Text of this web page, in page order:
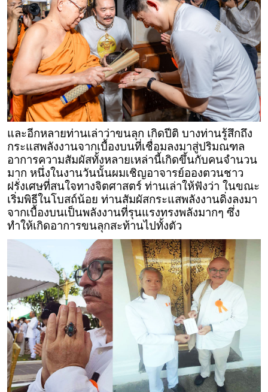
และอีกหลายท่านเล่าว่าขนลุก เกิดปีติ บางท่านรู้สึกถึง
กระแสพลังงานจากเบื้องบนที่เชื่อมลงมาสู่ปริมณฑล
อาการความสัมผัสทั้งหลายเหล่านี้เกิดขึ้นกับคนจำนวน
มาก หนึ่งในงานวันนั้นผมเชิญอาจารย์อองตวนชาว
ฝรั่งเศษที่สนใจทางจิตศาสตร์ ท่านเล่าให้ฟังว่า ในขณะ
เริ่มพิธีในโบสถ์น้อย ท่านสัมผัสกระแสพลังงานดิ่งลงมา
จากเบื้องบนเป็นพลังงานที่รุนแรงทรงพลังมากๆ ซึ่ง
ทำให้เกิดอาการขนลุกสะท้านไปทั้งตัว